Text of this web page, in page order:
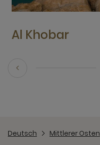
Al Khobar
Deutsch Mittlerer Osten